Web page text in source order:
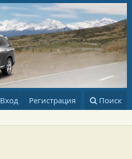
Вход Регистрация Поиск